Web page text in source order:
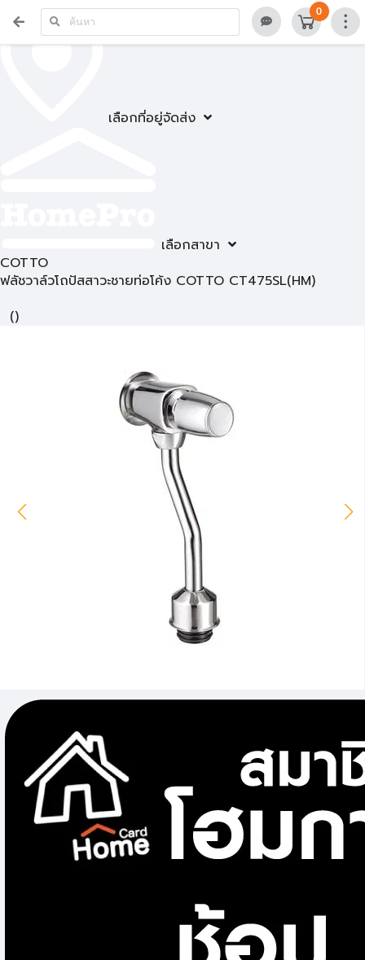
เลือกที่อยู่จัดส่ง
เลือกสาขา
0
COTTO
ฟลัชวาล์วโถปัสสาวะชายท่อโค้ง COTTO CT475SL(HM)
()